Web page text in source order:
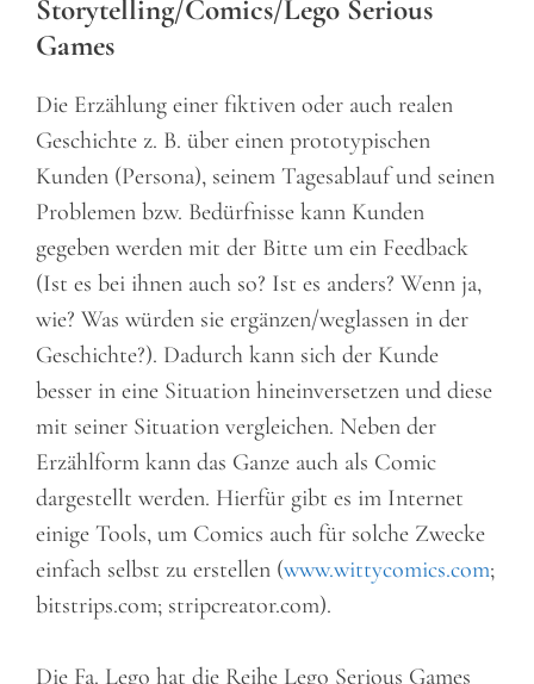
Storytelling/Comics/Lego Serious
Games
Die Erzählung einer fiktiven oder auch realen
Geschichte z. B. über einen prototypischen
Kunden (Persona), seinem Tagesablauf und seinen
Problemen bzw. Bedürfnisse kann Kunden
gegeben werden mit der Bitte um ein Feedback
(Ist es bei ihnen auch so? Ist es anders? Wenn ja,
wie? Was würden sie ergänzen/weglassen in der
Geschichte?). Dadurch kann sich der Kunde
besser in eine Situation hineinversetzen und diese
mit seiner Situation vergleichen. Neben der
Erzählform kann das Ganze auch als Comic
dargestellt werden. Hierfür gibt es im Internet
einige Tools, um Comics auch für solche Zwecke
einfach selbst zu erstellen (www.wittycomics.com;
bitstrips.com; stripcreator.com).
Die Fa. Lego hat die Reihe Lego Serious Games